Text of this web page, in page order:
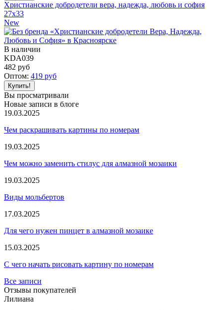
Христианские добродетели вера, надежда, любовь и софия
27x33
New
В наличии
KDA039
482 руб
Оптом: 419 руб
Вы просматривали
Новые записи в блоге
19.03.2025
Чем раскрашивать картины по номерам
19.03.2025
Чем можно заменить стилус для алмазной мозаики
19.03.2025
Виды мольбертов
17.03.2025
Для чего нужен пинцет в алмазной мозаике
15.03.2025
С чего начать рисовать картину по номерам
Все записи
Отзывы покупателей
Лилиана